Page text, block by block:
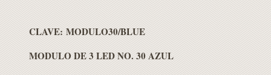
CLAVE: MODULO30/BLUE
MODULO DE 3 LED NO. 30 AZUL